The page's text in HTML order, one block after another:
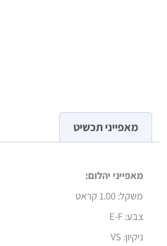
מאפייני תכשיט
מאפייני יהלום:
משקל: 1.00 קראט
צבע: E-F
ניקיון: VS